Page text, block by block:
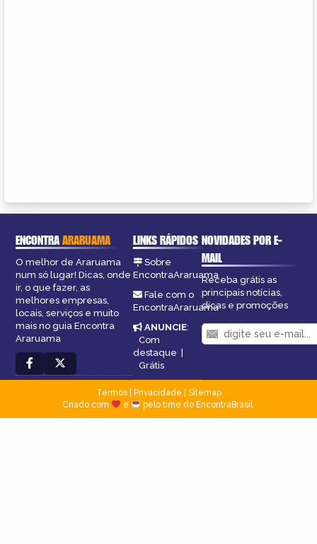
ENCONTRAARARUAMA
O melhor de Araruama
num só lugar! Dicas, onde
ir, o que fazer, as
melhores empresas,
locais, serviços e muito
mais no guia Encontra
Araruama
LINKS RÁPIDOS
Sobre
EncontraAraruama
Fale com o
EncontraAraruama
ANUNCIE:
Com
destaque |
Grátis
NOVIDADES POR E-
MAIL
Receba grátis as
principais notícias,
dicas e promoções
Termos| Privacidade
Sitemap
Criado com
e pelo time do EncontraBrasil